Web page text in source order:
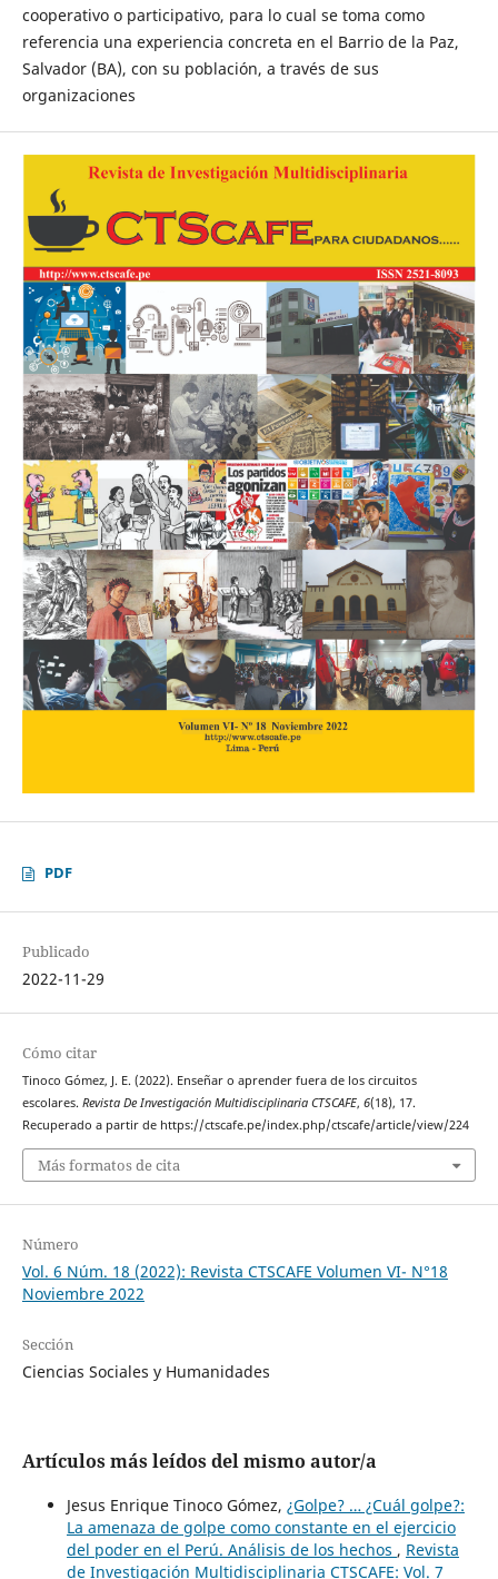
cooperativo o participativo, para lo cual se toma como
referencia una experiencia concreta en el Barrio de la Paz,
Salvador (BA), con su población, a través de sus
organizaciones
PDF
Publicado
2022-11-29
Cómo citar
Tinoco Gómez, J. E. (2022). Enseñar o aprender fuera de los circuitos
escolares. Revista De Investigación Multidisciplinaria CTSCAFE, 6(18), 17.
Recuperado a partir de https://ctscafe.pe/index.php/ctscafe/article/view/224
Más formatos de cita
Número
Vol. 6 Núm. 18 (2022): Revista CTSCAFE Volumen VI- N°18
Noviembre 2022
Sección
Ciencias Sociales y Humanidades
Artículos más leídos del mismo autor/a
Jesus Enrique Tinoco Gómez, ¿Golpe? … ¿Cuál golpe?:
La amenaza de golpe como constante en el ejercicio
del poder en el Perú. Análisis de los hechos , Revista
de Investigación Multidisciplinaria CTSCAFE: Vol. 7